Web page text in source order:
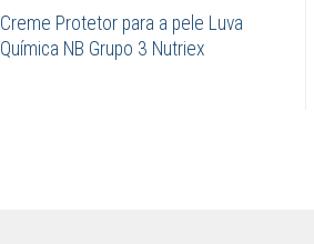
Creme Protetor para a pele Luva
Química NB Grupo 3 Nutriex